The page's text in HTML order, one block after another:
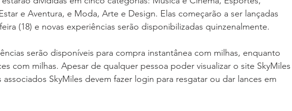
e Aventura, e Moda, Arte e Design. Elas começarão a ser lançadas
(18) e novas experiências serão disponibilizadas quinzenalmente.
serão disponíveis para compra instantânea com milhas, enquanto
com milhas. Apesar de qualquer pessoa poder visualizar o site SkyMiles
associados SkyMiles devem fazer login para resgatar ou dar lances em